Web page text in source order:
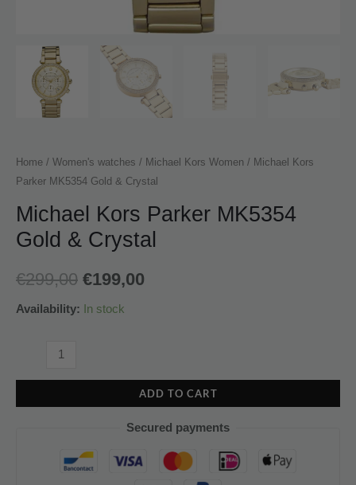
Home / Women's watches / Michael Kors Women / Michael Kors
Parker MK5354 Gold & Crystal
Michael Kors Parker MK5354
Gold & Crystal
€299,00 €199,00
Availability: In stock
ADD TO CART
Secured payments